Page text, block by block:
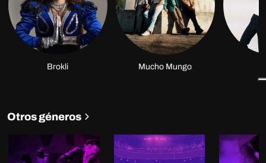
Brokli Mucho Mungo
Otros géneros